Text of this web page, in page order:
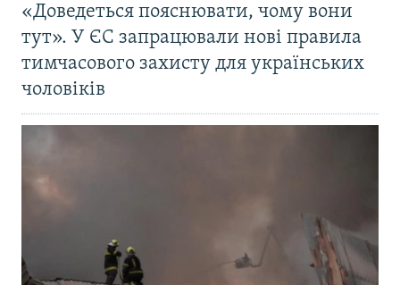
«Доведеться пояснювати, чому вони
тут». У ЄС запрацювали нові правила
тимчасового захисту для українських
чоловіків